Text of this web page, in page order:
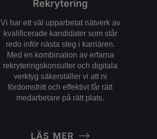
Rekrytering
Vi har ett väl upparbetat nätverk av
kvalificerade kandidater som står
redo inför nästa steg i karriären.
Med en kombination av erfarna
rekryteringskonsulter och digitala
verktyg säkerställer vi att ni
fördomsfritt och effektivt får rätt
medarbetare på rätt plats.
LÄS MER